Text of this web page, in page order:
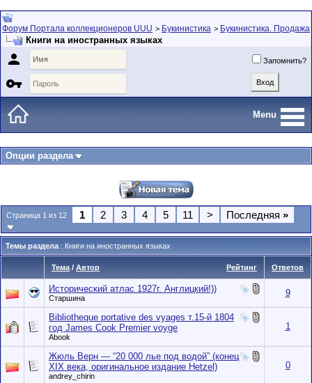
Форум Портала коллекционеров UUU > Букинистика > Букинистика. Продажа
Книги на иностранных языках
 Запомнить?

Menu
Опции раздела
Страница 1 из 12 1 2 3 4 5 11 > Последняя »
Темы раздела : Книги на иностранных языках
Рейтинг
Тема / Автор Ответов
Исторический атлас 1927г. Англицкий!))
Старшина 9
Bibliotheque portative des vyages т.15-й 1804
год James Cook Premier voyge
Abook
1
Жюль Верн — “20 000 лье под водой” (конец
XIX века, оригинальное издание Hetzel)
andrey_chirin
0